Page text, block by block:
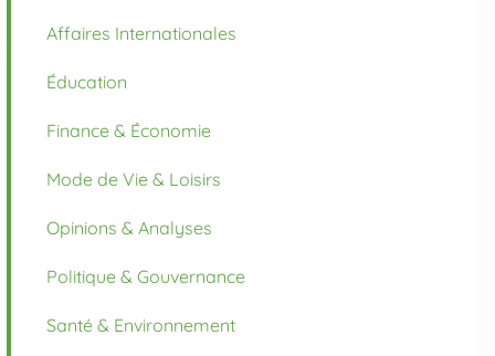
Affaires Internationales
Éducation
Finance & Économie
Mode de Vie & Loisirs
Opinions & Analyses
Politique & Gouvernance
Santé & Environnement